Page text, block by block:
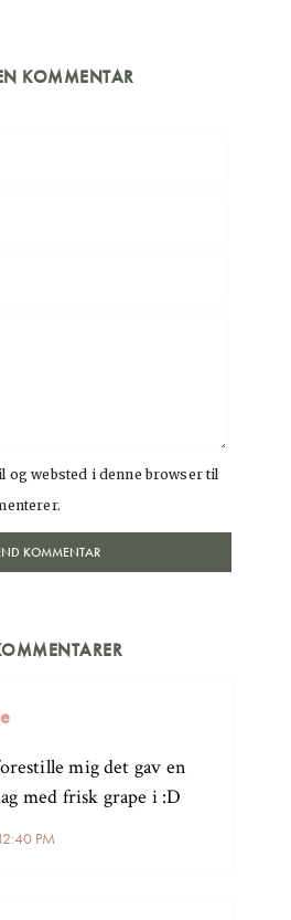
KOMMENTAR
og websted i denne browser til
PM
mig det gav en
med frisk grape i :D